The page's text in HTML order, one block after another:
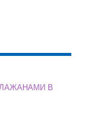
В